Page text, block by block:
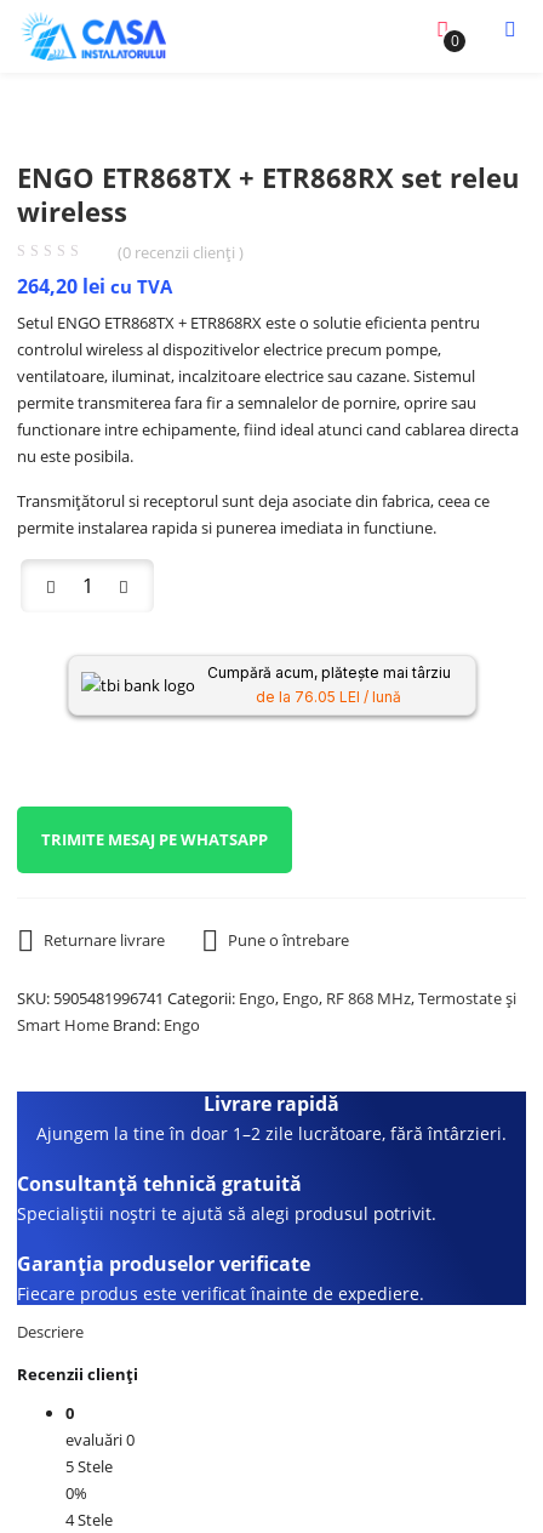
0
ENGO ETR868TX + ETR868RX set releu
wireless
(0 recenzii clienți )
264,20 lei cu TVA
Setul ENGO ETR868TX + ETR868RX este o solutie eficienta pentru
controlul wireless al dispozitivelor electrice precum pompe,
ventilatoare, iluminat, incalzitoare electrice sau cazane. Sistemul
permite transmiterea fara fir a semnalelor de pornire, oprire sau
functionare intre echipamente, fiind ideal atunci cand cablarea directa
nu este posibila.
Transmițătorul si receptorul sunt deja asociate din fabrica, ceea ce
permite instalarea rapida si punerea imediata in functiune.
Cumpără acum, plătește mai târziu
de la 76.05 LEI / lună
TRIMITE MESAJ PE WHATSAPP
Returnare livrare Pune o întrebare
SKU: 5905481996741 Categorii: Engo, Engo, RF 868 MHz,Termostate și
Smart Home Brand: Engo
Livrare rapidă
Ajungem la tine în doar 1–2 zile lucrătoare, fără întârzieri.
Consultanță tehnică gratuită
Specialiștii noștri te ajută să alegi produsul potrivit.
Garanția produselor verificate
Fiecare produs este verificat înainte de expediere.
Descriere
Recenzii clienți
0
evaluări 0
5 Stele
0%
4 Stele